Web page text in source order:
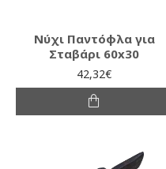
Νύχι Παντόφλα για
Σταβάρι 60x30
42,32€